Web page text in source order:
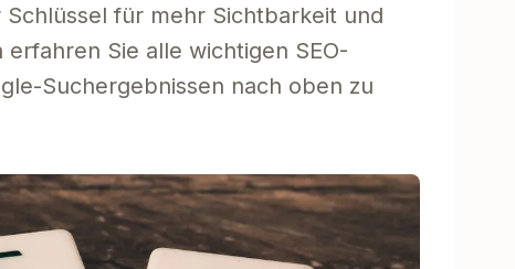
für mehr Sichtbarkeit und
Sie alle wichtigen SEO-
Suchergebnissen nach oben zu